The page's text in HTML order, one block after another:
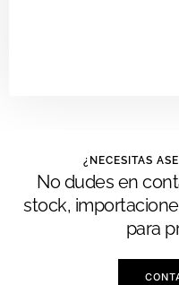
¿NECESITAS
No dudes en
stock,
para